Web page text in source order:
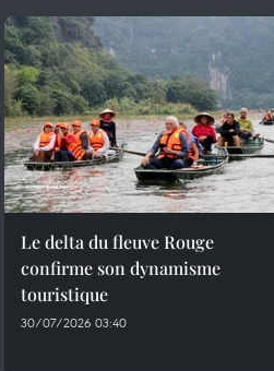
Le delta du fleuve Rouge
confirme son dynamisme
touristique
30/07/2026 03:40